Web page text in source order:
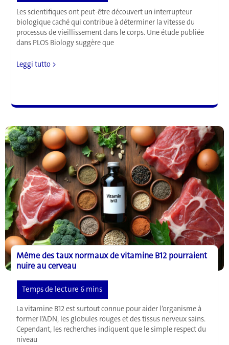
Les scientifiques ont peut-être découvert un interrupteur
biologique caché qui contribue à déterminer la vitesse du
processus de vieillissement dans le corps. Une étude publiée
dans PLOS Biology suggère que
Un
pourrait
le
déclin
mental
lié
l’âge
Leggi tutto >
Même des taux normaux de vitamine B12 pourraient
nuire au cerveau
La vitamine B12 est surtout connue pour aider l’organisme à
former l’ADN, les globules rouges et des tissus nerveux sains.
Cependant, les recherches indiquent que le simple respect du
niveau